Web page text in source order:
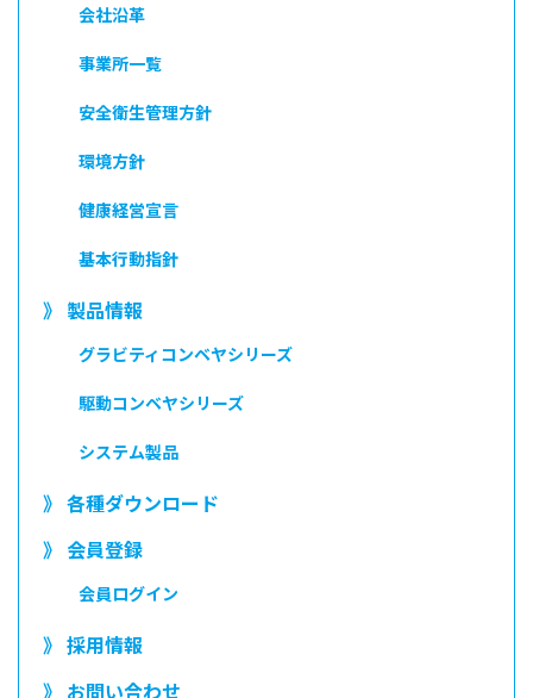
会社沿革
事業所一覧
安全衛生管理方針
環境方針
健康経営宣言
基本行動指針
》 製品情報
グラビティコンベヤシリーズ
駆動コンベヤシリーズ
システム製品
》 各種ダウンロード
》 会員登録
会員ログイン
》 採用情報
》 お問い合わせ